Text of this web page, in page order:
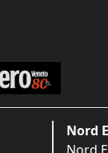
Nord